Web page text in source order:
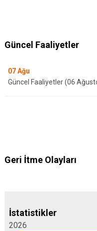
Güncel Faaliyetler
07Ağu
Güncel Faaliyetler (06
Geri İtme Olayları
İstatistikler
2026